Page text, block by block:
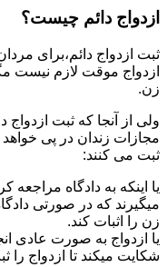
ازدواج دائم چیست؟
ثبت ازدواج دائم،برای
ازدواج موقت لازم نیست
زن.
ولی از آنجا که ثبت
مجازات زندان در پی
ثبت می کنند:
یا اینکه به دادگاه مراجعه
میگیرند که در صورتی
زن را اثبات کند.
یا ازدواج به صورت عادی
شکایت میکند تا ازدواج را